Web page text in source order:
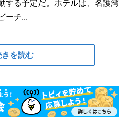
する予定だ。ホテルは、名護湾
ーチ...
きを読む